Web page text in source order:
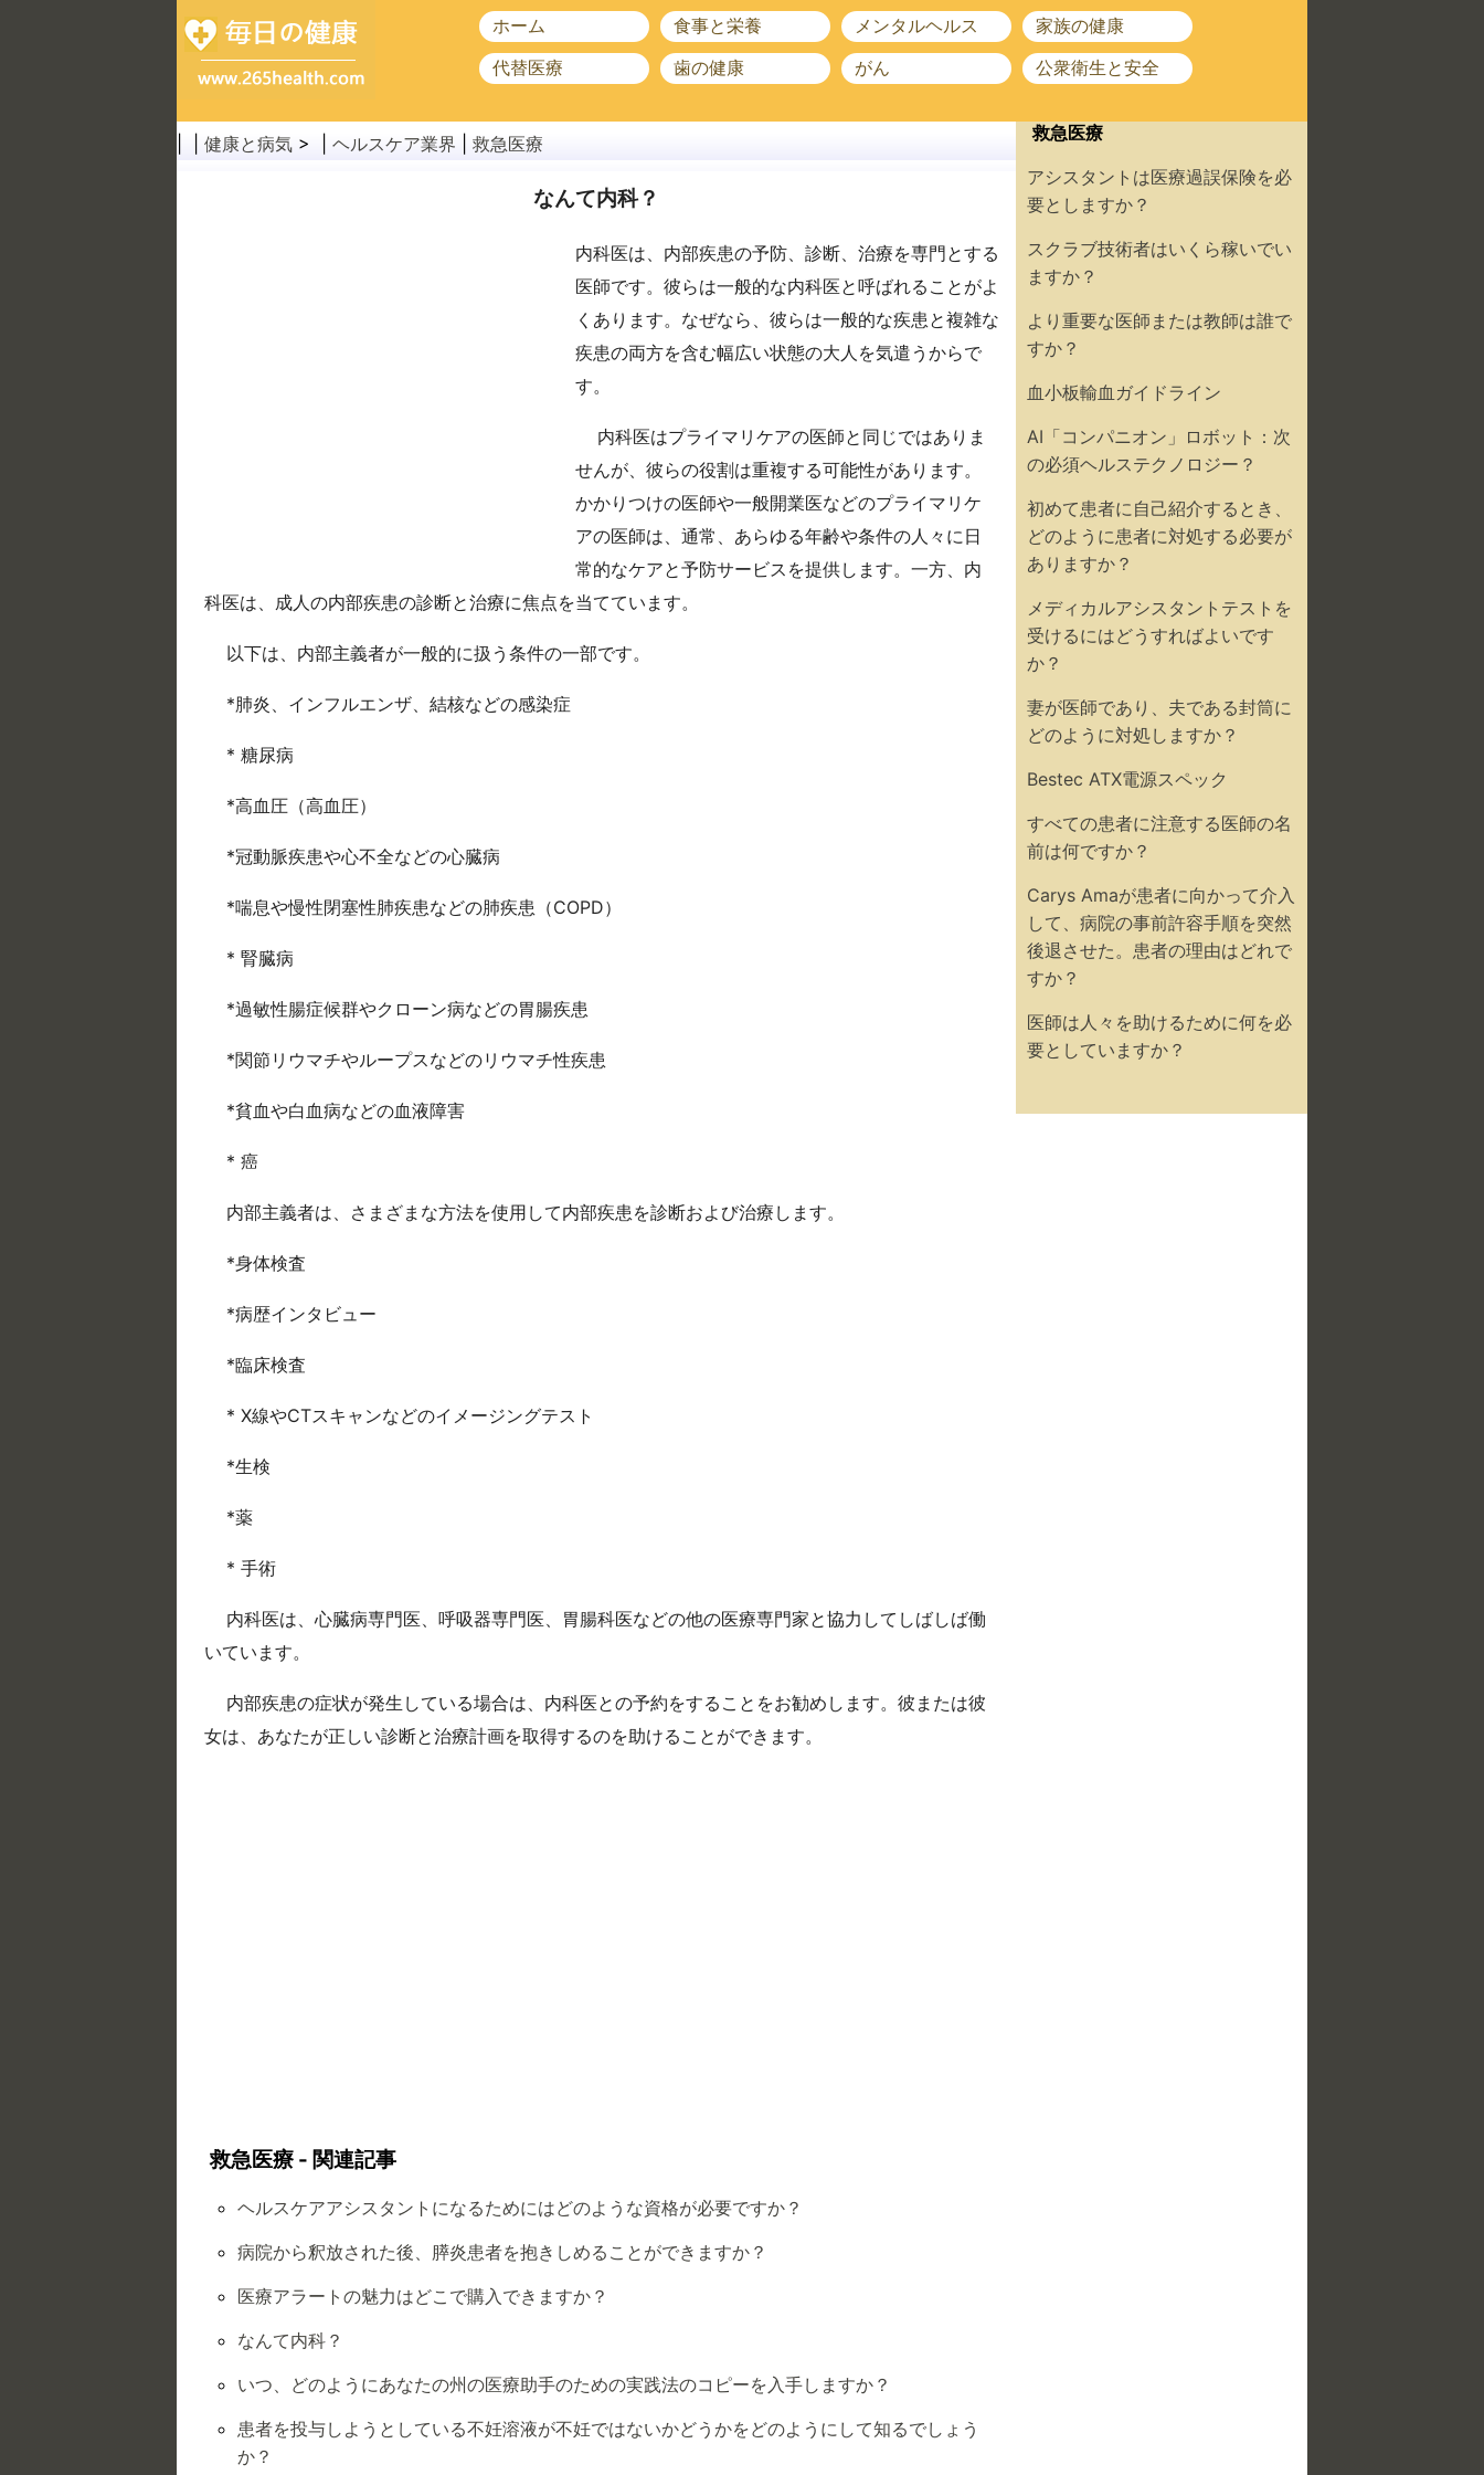
ホーム 食事と栄養 メンタルヘルス
家族の健康
代替医療
歯の健康 がん 公衆衛生と安全
健康と病気 > | ヘルスケア業界 救急医療
なんて内科？
内科医は、内部疾患の予防、診断、治療を専門とする
医師です。彼らは一般的な内科医と呼ばれることがよ
くあります。なぜなら、彼らは一般的な疾患と複雑な
疾患の両方を含む幅広い状態の大人を気遣うからで
す。
内科医はプライマリケアの医師と同じではありま
せんが、彼らの役割は重複する可能性があります。
かかりつけの医師や一般開業医などのプライマリケ
アの医師は、通常、あらゆる年齢や条件の人々に日
常的なケアと予防サービスを提供します。一方、内
科医は、成人の内部疾患の診断と治療に焦点を当てています。
以下は、内部主義者が一般的に扱う条件の一部です。
*肺炎、インフルエンザ、結核などの感染症
* 糖尿病
*高血圧（高血圧）
*冠動脈疾患や心不全などの心臓病
*喘息や慢性閉塞性肺疾患などの肺疾患（COPD）
* 腎臓病
*過敏性腸症候群やクローン病などの胃腸疾患
*関節リウマチやループスなどのリウマチ性疾患
*貧血や白血病などの血液障害
* 癌
内部主義者は、さまざまな方法を使用して内部疾患を診断および治療します。
*身体検査
*病歴インタビュー
*臨床検査
* X線やCTスキャンなどのイメージングテスト
*生検
*薬
* 手術
内科医は、心臓病専門医、呼吸器専門医、胃腸科医などの他の医療専門家と協力してしばしば働
いています。
内部疾患の症状が発生している場合は、内科医との予約をすることをお勧めします。彼または彼
女は、あなたが正しい診断と治療計画を取得するのを助けることができます。
救急医療 - 関連記事
ヘルスケアアシスタントになるためにはどのような資格が必要ですか？
病院から釈放された後、膵炎患者を抱きしめることができますか？
医療アラートの魅力はどこで購入できますか？
なんて内科？
いつ、どのようにあなたの州の医療助手のための実践法のコピーを入手しますか？
患者を投与しようとしている不妊溶液が不妊ではないかどうかをどのようにして知るでしょう
か？
救急医療
アシスタントは医療過誤保険を必
要としますか？
スクラブ技術者はいくら稼いでい
ますか？
より重要な医師または教師は誰で
すか？
血小板輸血ガイドライン
AI「コンパニオン」ロボット：次
の必須ヘルステクノロジー？
初めて患者に自己紹介するとき、
どのように患者に対処する必要が
ありますか？
メディカルアシスタントテストを
受けるにはどうすればよいです
か？
妻が医師であり、夫である封筒に
どのように対処しますか？
Bestec ATX電源スペック
すべての患者に注意する医師の名
前は何ですか？
Carys Amaが患者に向かって介入
して、病院の事前許容手順を突然
後退させた。患者の理由はどれで
すか？
医師は人々を助けるために何を必
要としていますか？